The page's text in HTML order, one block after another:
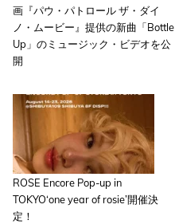
画『パウ・パトロール ザ・ダイ
ノ・ムービー』提供の新曲「Bottle
Up」のミュージック・ビデオを公
開
ROSE Encore Pop-up in
TOKYO‘one year of rosie’開催決
定！